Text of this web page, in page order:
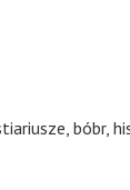
bóbr,